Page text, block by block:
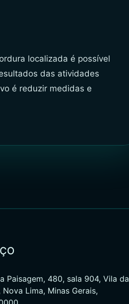
localizada é possível
das atividades
é reduzir medidas e
Paisagem, 480, sala 904, Vila da
Nova Lima, Minas Gerais,